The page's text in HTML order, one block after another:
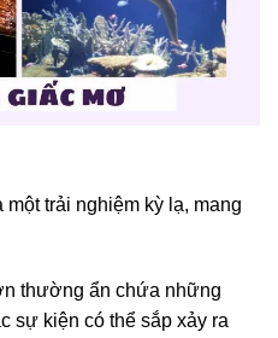
một trải nghiệm kỳ lạ, mang
thường ẩn chứa những
sự kiện có thể sắp xảy ra